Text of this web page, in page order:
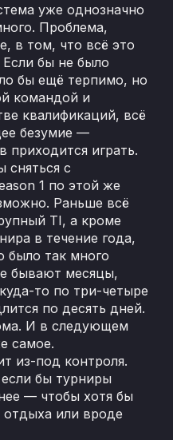
уже однозначно
Проблема,
в том, что всё это
бы не было
бы ещё терпимо, но
командой и
квалификаций, всё
безумие —
приходится играть.
с
1 по этой же
Раньше всё
TI, а кроме
в течение года,
было так много
бывают месяцы,
то по три-четыре
по десять дней.
И в следующем
самое.
из-под контроля.
бы турниры
— чтобы хотя бы
отдыха или вроде